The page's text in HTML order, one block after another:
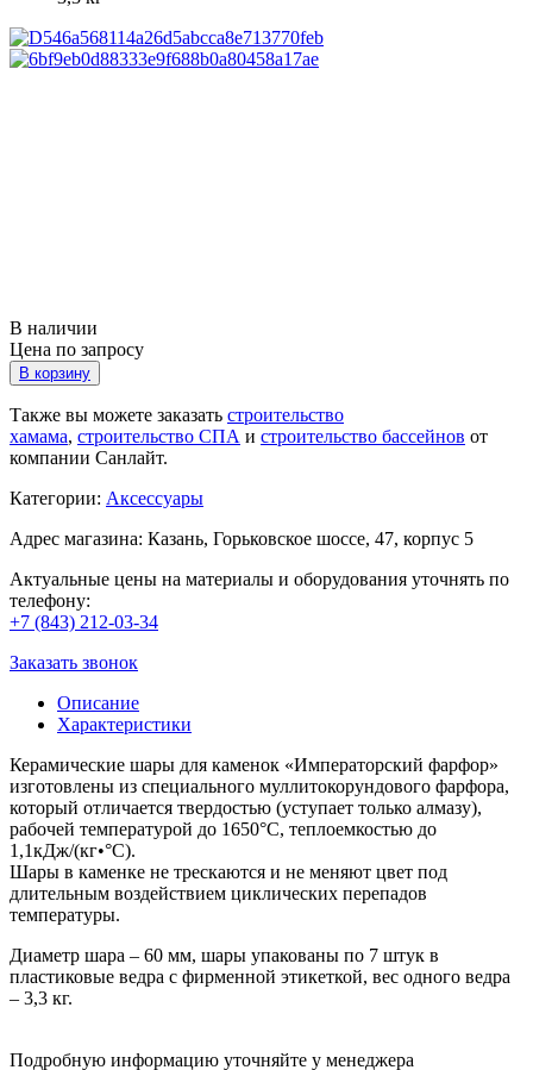
В наличии
Цена по запросу
В корзину
Также вы можете заказать строительство
хамама, строительство СПА и строительство бассейнов от
компании Санлайт.
Категории: Аксессуары
Адрес магазина: Казань, Горьковское шоссе, 47, корпус 5
Актуальные цены на материалы и оборудования уточнять по
телефону:
+7 (843) 212-03-34
Заказать звонок
Описание
Характеристики
Керамические шары для каменок «Императорский фарфор»
изготовлены из специального муллитокорундового фарфора,
который отличается твердостью (уступает только алмазу),
рабочей температурой до 1650°C, теплоемкостью до
1,1кДж/(кг•°С).
Шары в каменке не трескаются и не меняют цвет под
длительным воздействием циклических перепадов
температуры.
Диаметр шара – 60 мм, шары упакованы по 7 штук в
пластиковые ведра с фирменной этикеткой, вес одного ведра
– 3,3 кг.
Подробную информацию уточняйте у менеджера